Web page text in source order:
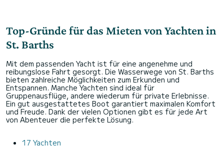
Top-Gründe für das Mieten von Yachten in
St. Barths
Mit dem passenden Yacht ist für eine angenehme und
reibungslose Fahrt gesorgt. Die Wasserwege von St. Barths
bieten zahlreiche Möglichkeiten zum Erkunden und
Entspannen. Manche Yachten sind ideal für
Gruppenausflüge, andere wiederum für private Erlebnisse.
Ein gut ausgestattetes Boot garantiert maximalen Komfort
und Freude. Dank der vielen Optionen gibt es für jede Art
von Abenteuer die perfekte Lösung.
17 Yachten